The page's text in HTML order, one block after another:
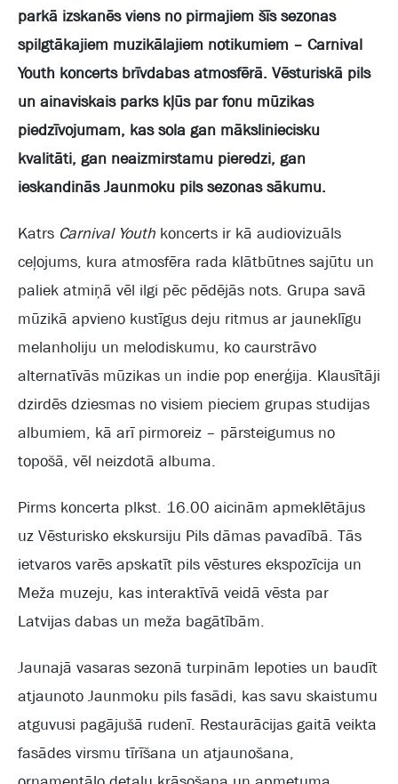
parkā izskanēs viens no pirmajiem šīs sezonas
spilgtākajiem muzikālajiem notikumiem – Carnival
Youth koncerts brīvdabas atmosfērā. Vēsturiskā pils
un ainaviskais parks kļūs par fonu mūzikas
piedzīvojumam, kas sola gan māksliniecisku
kvalitāti, gan neaizmirstamu pieredzi, gan
ieskandinās Jaunmoku pils sezonas sākumu.
Katrs Carnival Youth koncerts ir kā audiovizuāls
ceļojums, kura atmosfēra rada klātbūtnes sajūtu un
paliek atmiņā vēl ilgi pēc pēdējās nots. Grupa savā
mūzikā apvieno kustīgus deju ritmus ar jauneklīgu
melanholiju un melodiskumu, ko caurstrāvo
alternatīvās mūzikas un indie pop enerģija. Klausītāji
dzirdēs dziesmas no visiem pieciem grupas studijas
albumiem, kā arī pirmoreiz – pārsteigumus no
topošā, vēl neizdotā albuma.
Pirms koncerta plkst. 16.00 aicinām apmeklētājus
uz Vēsturisko ekskursiju Pils dāmas pavadībā. Tās
ietvaros varēs apskatīt pils vēstures ekspozīcija un
Meža muzeju, kas interaktīvā veidā vēsta par
Latvijas dabas un meža bagātībām.
Jaunajā vasaras sezonā turpinām lepoties un baudīt
atjaunoto Jaunmoku pils fasādi, kas savu skaistumu
atguvusi pagājušā rudenī. Restaurācijas gaitā veikta
fasādes virsmu tīrīšana un atjaunošana,